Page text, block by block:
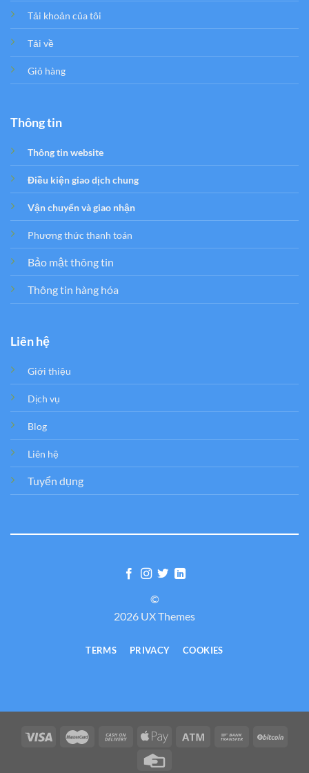
Tải khoản của tôi
Tải về
Giỏ hàng
Thông tin
Thông tin website
Điều kiện giao dịch chung
Vận chuyển và giao nhận
Phương thức thanh toán
Bảo mật thông tin
Thông tin hàng hóa
Liên hệ
Giới thiệu
Dịch vụ
Blog
Liên hệ
Tuyển dụng
©
2026 UX Themes
TERMS PRIVACY COOKIES